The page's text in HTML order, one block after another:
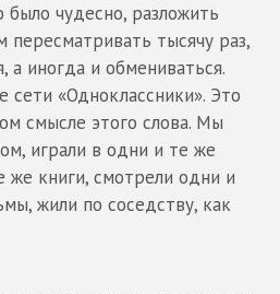
было чудесно, разложить
тысячу раз,
а иногда и обмениваться.
сети «Одноклассники». Это
смысле этого слова. Мы
играли в одни и те же
же книги, смотрели одни и
жили по соседству, как